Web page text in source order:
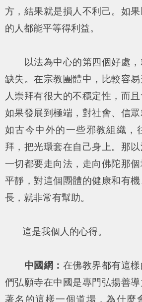
方，結果就是損人不利己。如
的人都能平等得利益。
以法為中心的第四個好處，
缺失。在宗教團體中，比較容
人崇拜有很大的不穩定性，而且
如果發展到極端，對社會、信
如古今中外的一些邪教組織，
拜，把光環套在自己身上。那
一切都要走向法，走向佛陀那
平靜，對這個團體的健康和有
長，就非常有幫助。
這是我個人的心得。
中國網： 在佛教界都有這
們弘願寺在中國是專門弘揚善
著名的這樣一個道場，為什麼